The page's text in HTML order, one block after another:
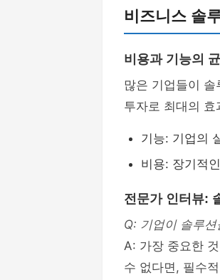
비즈니스 솔
비용과 기능의
많은 기업들이
투자로 최대의
기능: 기업의
비용: 장기적
전문가 인터뷰:
Q: 기업이 솔루
A: 가장 중요한
수 없다면, 필수